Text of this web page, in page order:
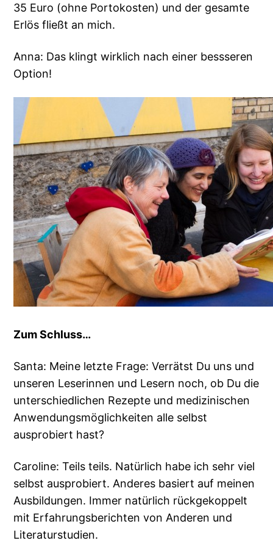
35 Euro (ohne Portokosten) und der gesamte
Erlös fließt an mich.
Anna: Das klingt wirklich nach einer bessseren
Option!
Zum Schluss…
Santa: Meine letzte Frage: Verrätst Du uns und
unseren Leserinnen und Lesern noch, ob Du die
unterschiedlichen Rezepte und medizinischen
Anwendungsmöglichkeiten alle selbst
ausprobiert hast?
Caroline: Teils teils. Natürlich habe ich sehr viel
selbst ausprobiert. Anderes basiert auf meinen
Ausbildungen. Immer natürlich rückgekoppelt
mit Erfahrungsberichten von Anderen und
Literaturstudien.